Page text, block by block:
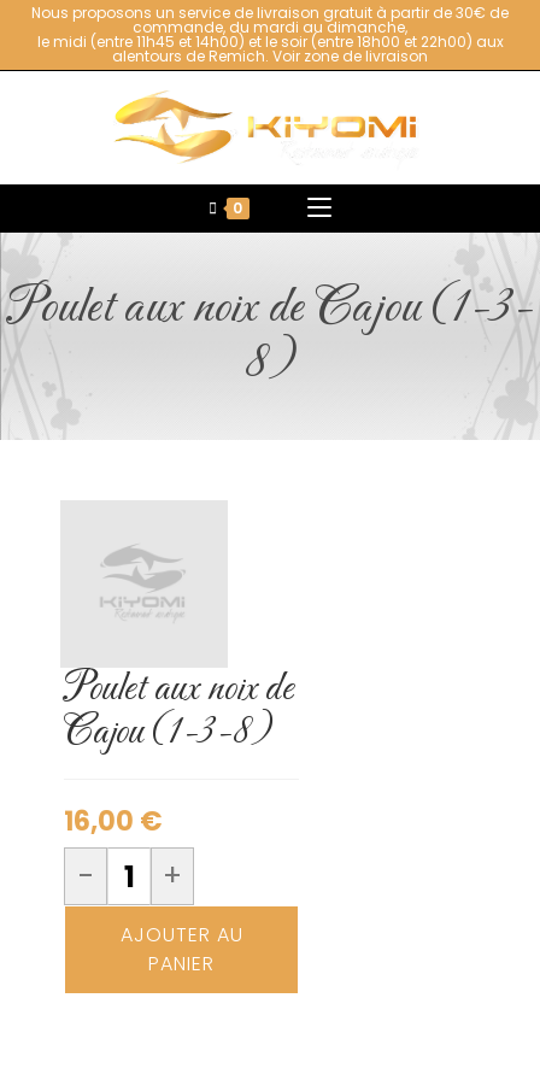
Nous proposons un service de livraison gratuit à partir de 30€ de
commande, du mardi au dimanche,
le midi (entre 11h45 et 14h00) et le soir (entre 18h00 et 22h00) aux
alentours de Remich. Voir zone de livraison
0
Poulet aux noix de Cajou (1-3-
8)
Poulet aux noix de
Cajou (1-3-8)
16,00 €
- +
AJOUTER AU
PANIER